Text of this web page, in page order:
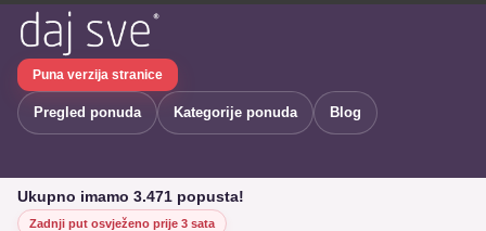
Puna verzija stranice
Pregled ponuda Kategorije ponuda Blog
Ukupno imamo 3.471 popusta!
Zadnji put osvježeno prije 3 sata